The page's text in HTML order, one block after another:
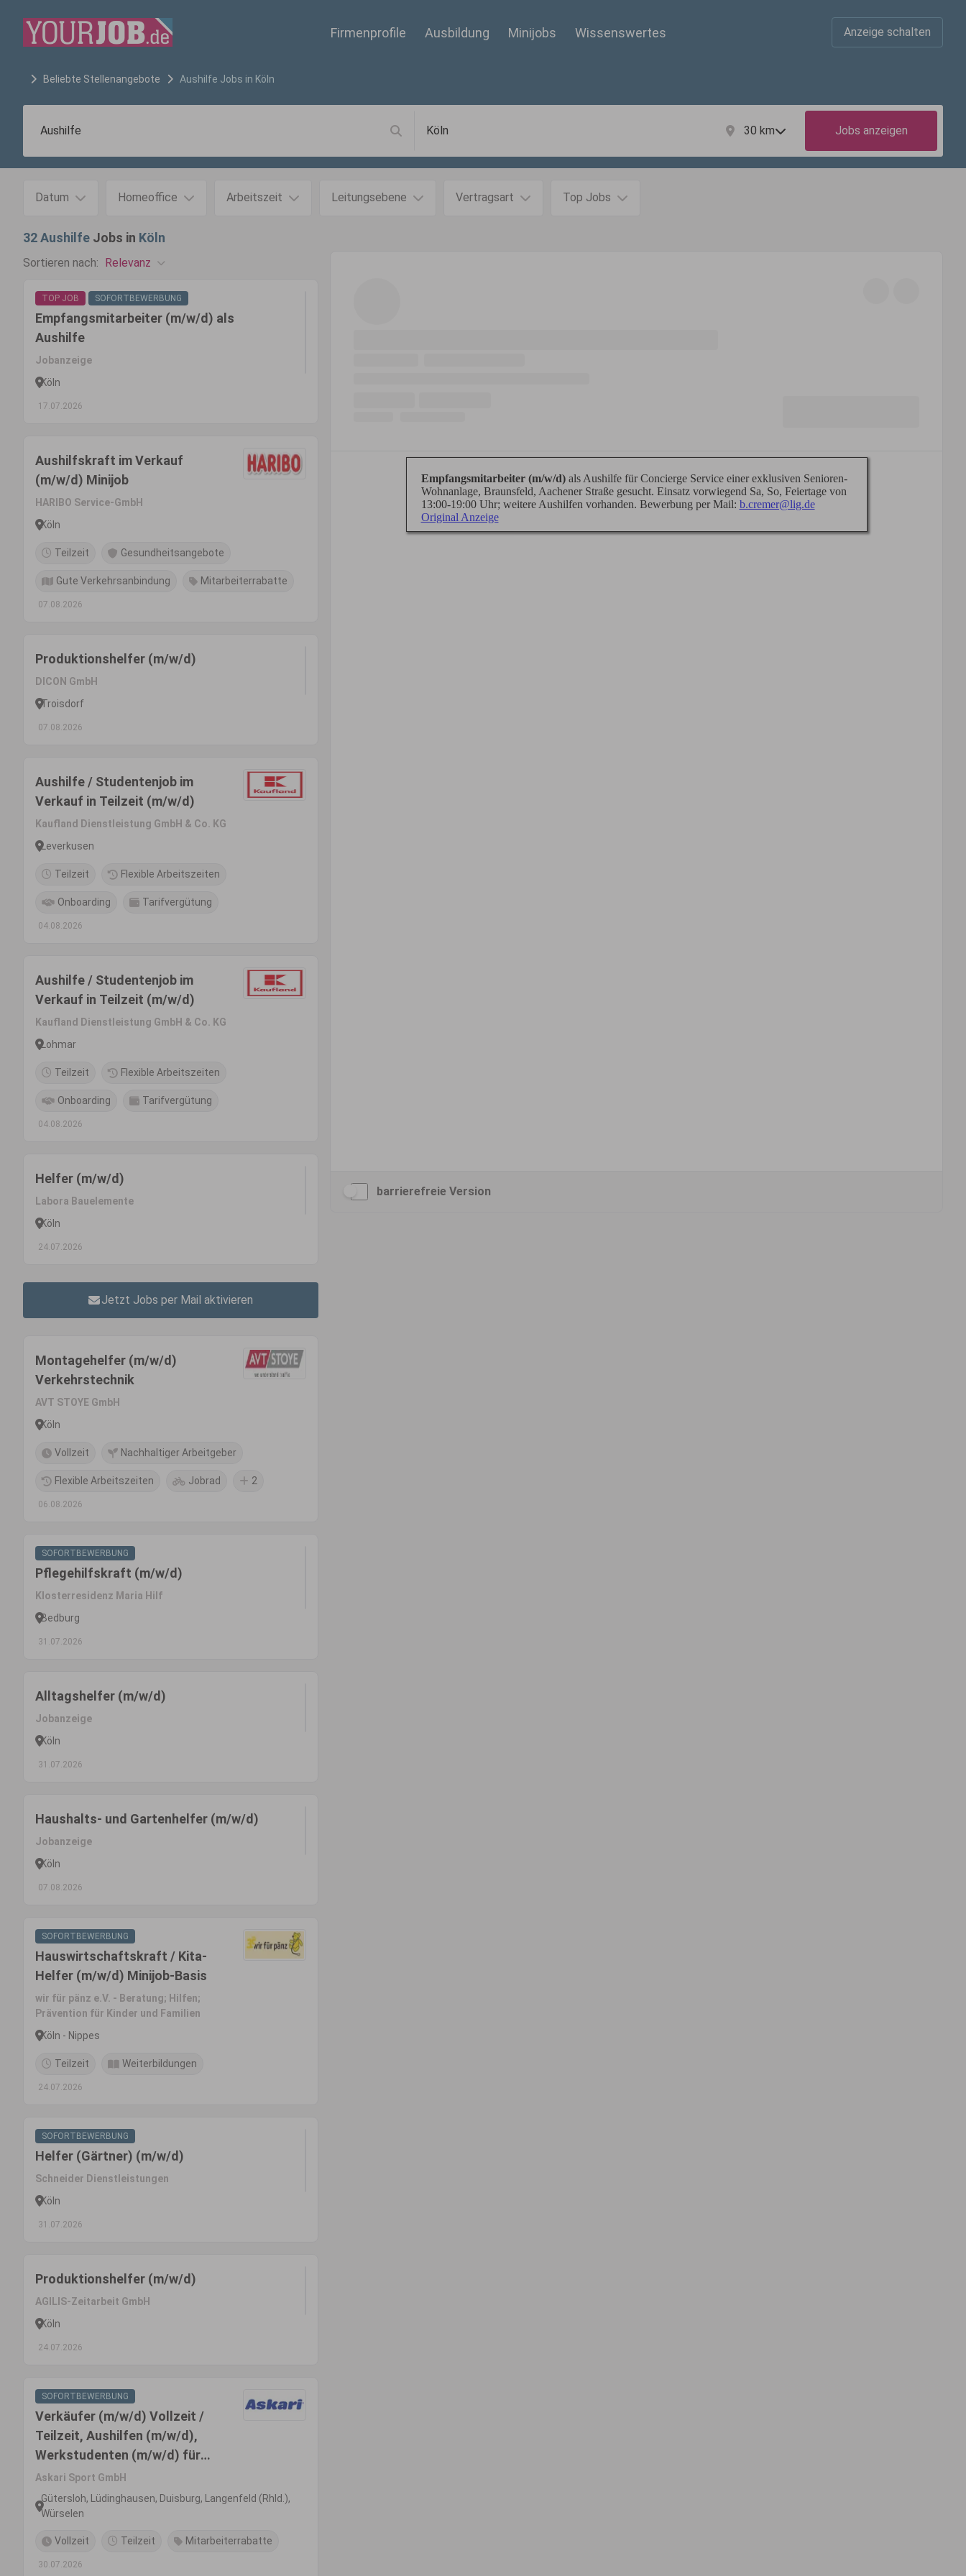
Firmenprofile Ausbildung Minijobs Wissenswertes Anzeige schalten
Beliebte Stellenangebote Aushilfe Jobs in Köln
30 km Jobs anzeigen
Datum Homeoffice Arbeitszeit Leitungsebene Vertragsart Top Jobs
32Aushilfe Jobs in Köln
Sortieren nach: Relevanz
TOP JOB SOFORTBEWERBUNG
Empfangsmitarbeiter (m/w/d) als
Aushilfe
Jobanzeige
Köln
17.07.2026
Aushilfskraft im Verkauf
(m/w/d) Minijob
HARIBO Service-GmbH
Köln
Teilzeit Gesundheitsangebote
Gute Verkehrsanbindung Mitarbeiterrabatte
07.08.2026
Produktionshelfer (m/w/d)
DICON GmbH
Troisdorf
07.08.2026
Aushilfe / Studentenjob im
Verkauf in Teilzeit (m/w/d)
Kaufland Dienstleistung GmbH & Co. KG
Leverkusen
Teilzeit Flexible Arbeitszeiten
Onboarding Tarifvergütung
04.08.2026
Aushilfe / Studentenjob im
Verkauf in Teilzeit (m/w/d)
Kaufland Dienstleistung GmbH & Co. KG
Lohmar
Teilzeit Flexible Arbeitszeiten
Onboarding Tarifvergütung
04.08.2026
Helfer (m/w/d)
Labora Bauelemente
Köln
24.07.2026
Jetzt Jobs per Mail aktivieren
Montagehelfer (m/w/d)
Verkehrstechnik
AVT STOYE GmbH
Köln
Vollzeit Nachhaltiger Arbeitgeber
Flexible Arbeitszeiten Jobrad 2
06.08.2026
SOFORTBEWERBUNG
Pflegehilfskraft (m/w/d)
Klosterresidenz Maria Hilf
Bedburg
31.07.2026
Alltagshelfer (m/w/d)
Jobanzeige
Köln
31.07.2026
Haushalts- und Gartenhelfer (m/w/d)
Jobanzeige
Köln
07.08.2026
SOFORTBEWERBUNG
Hauswirtschaftskraft / Kita-
Helfer (m/w/d) Minijob-Basis
wir für pänz e.V. - Beratung; Hilfen;
Prävention für Kinder und Familien
Köln - Nippes
Teilzeit Weiterbildungen
24.07.2026
SOFORTBEWERBUNG
Helfer (Gärtner) (m/w/d)
Schneider Dienstleistungen
Köln
31.07.2026
Produktionshelfer (m/w/d)
AGILIS-Zeitarbeit GmbH
Köln
24.07.2026
SOFORTBEWERBUNG
Verkäufer (m/w/d) Vollzeit /
Teilzeit, Aushilfen (m/w/d),
Werkstudenten (m/w/d) für
Angel- und Jagdbedarf
Askari Sport GmbH
Gütersloh, Lüdinghausen, Duisburg, Langenfeld (Rhld.),
Würselen
Vollzeit Teilzeit Mitarbeiterrabatte
30.07.2026
barrierefreie Version